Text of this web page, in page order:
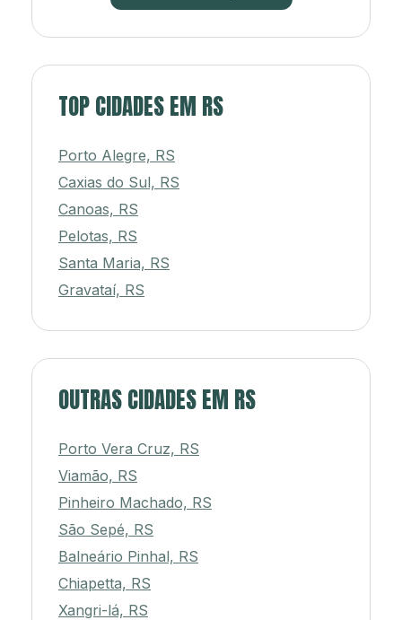
TOP CIDADES EM RS
Porto Alegre, RS
Caxias do Sul, RS
Canoas, RS
Pelotas, RS
Santa Maria, RS
Gravataí, RS
OUTRAS CIDADES EM RS
Porto Vera Cruz, RS
Viamão, RS
Pinheiro Machado, RS
São Sepé, RS
Balneário Pinhal, RS
Chiapetta, RS
Xangri-lá, RS